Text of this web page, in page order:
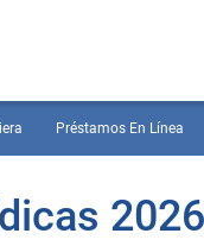
Préstamos En Línea